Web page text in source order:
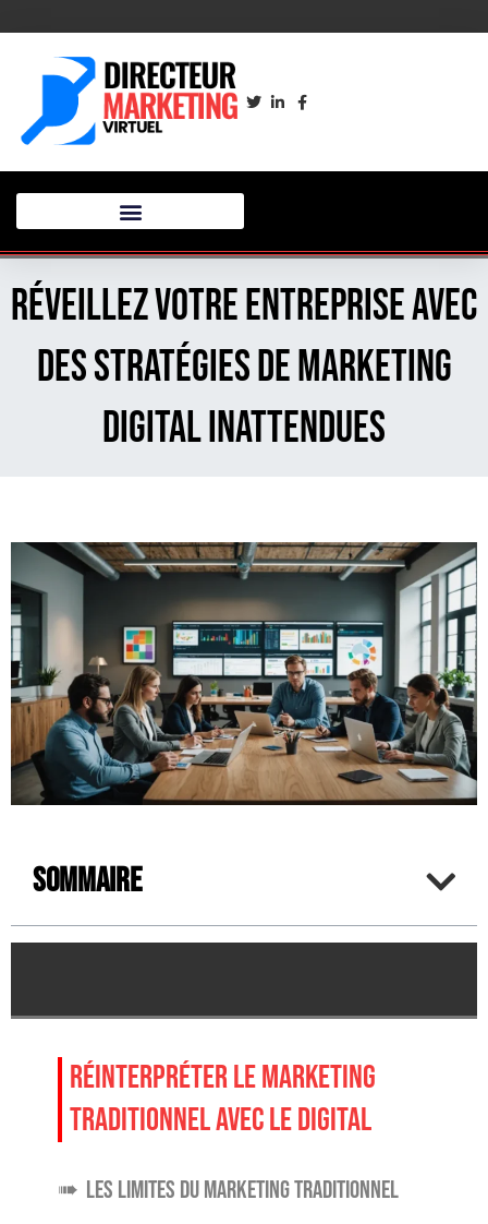
Réveillez votre entreprise avec
des stratégies de marketing
digital inattendues
Sommaire
RÉINTERPRÉTER LE MARKETING
TRADITIONNEL AVEC LE DIGITAL
Les limites du marketing traditionnel